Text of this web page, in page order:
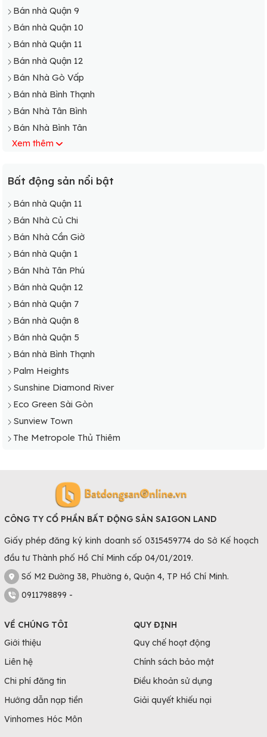
Bán nhà Quận 9
Bán nhà Quận 10
Bán nhà Quận 11
Bán nhà Quận 12
Bán Nhà Gò Vấp
Bán nhà Bình Thạnh
Bán Nhà Tân Bình
Bán Nhà Bình Tân
Bán Nhà Phú Nhuận
Bán Nhà Cần Giờ
Bán Nhà Hóc Môn
Bán Nhà Thủ Đức
Bán Nhà Tân Phú
Xem thêm
Bất động sản nổi bật
Bán nhà Quận 11
Bán Nhà Củ Chi
Bán Nhà Cần Giờ
Bán nhà Quận 1
Bán Nhà Tân Phú
Bán nhà Quận 12
Bán nhà Quận 7
Bán nhà Quận 8
Bán nhà Quận 5
Bán nhà Bình Thạnh
Palm Heights
Sunshine Diamond River
Eco Green Sài Gòn
Sunview Town
The Metropole Thủ Thiêm
CÔNG TY CỔ PHẦN BẤT ĐỘNG SẢN SAIGON LAND
Giấy phép đăng ký kinh doanh số 0315459774 do Sở Kế hoạch
đầu tư Thành phố Hồ Chí Minh cấp 04/01/2019.
Số M2 Đường 38, Phường 6, Quận 4, TP Hồ Chí Minh.
0911798899 -
VỀ CHÚNG TÔI
Giới thiệu
Liên hệ
Chi phí đăng tin
Hướng dẫn nạp tiền
Vinhomes Hóc Môn
QUY ĐỊNH
Quy chế hoạt động
Chính sách bảo mật
Điều khoản sử dụng
Giải quyết khiếu nại